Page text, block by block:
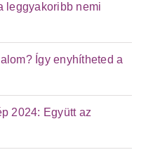
leggyakoribb nemi
Így enyhítheted a
2024: Együtt az